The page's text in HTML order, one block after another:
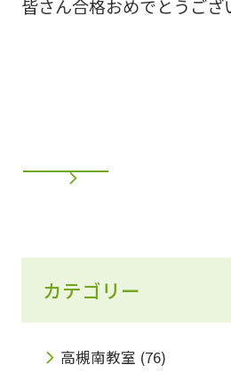
皆さん合格おめでとうご
カテゴリー
高槻南教室 (76)